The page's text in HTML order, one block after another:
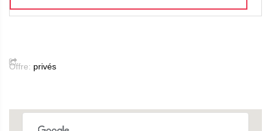
Offre: privés